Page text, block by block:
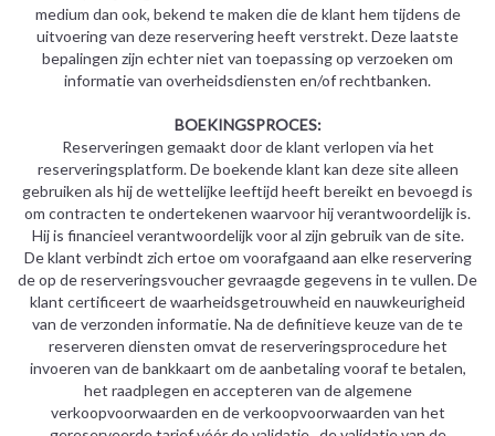
medium dan ook, bekend te maken die de klant hem tijdens de
uitvoering van deze reservering heeft verstrekt. Deze laatste
bepalingen zijn echter niet van toepassing op verzoeken om
informatie van overheidsdiensten en/of rechtbanken.
BOEKINGSPROCES:
Reserveringen gemaakt door de klant verlopen via het
reserveringsplatform. De boekende klant kan deze site alleen
gebruiken als hij de wettelijke leeftijd heeft bereikt en bevoegd is
om contracten te ondertekenen waarvoor hij verantwoordelijk is.
Hij is financieel verantwoordelijk voor al zijn gebruik van de site.
De klant verbindt zich ertoe om voorafgaand aan elke reservering
de op de reserveringsvoucher gevraagde gegevens in te vullen. De
klant certificeert de waarheidsgetrouwheid en nauwkeurigheid
van de verzonden informatie. Na de definitieve keuze van de te
reserveren diensten omvat de reserveringsprocedure het
invoeren van de bankkaart om de aanbetaling vooraf te betalen,
het raadplegen en accepteren van de algemene
verkoopvoorwaarden en de verkoopvoorwaarden van het